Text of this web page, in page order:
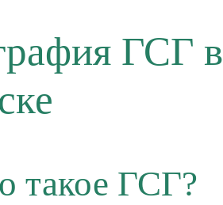
ГСГ в
такое ГСГ?